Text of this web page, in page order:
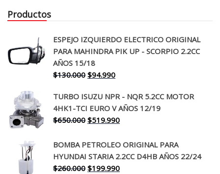
Productos
ESPEJO IZQUIERDO ELECTRICO ORIGINAL
PARA MAHINDRA PIK UP - SCORPIO 2.2CC
AÑOS 15/18
$130.000 El
original
era:
$130.000.
$94.990El
actual
es:
$94.990.
TURBO ISUZU NPR - NQR 5.2CC MOTOR
4HK1-TCI EURO V AÑOS 12/19
$650.000 El
original
era:
$650.000.
$519.990El
actual
es:
$519.990.
BOMBA PETROLEO ORIGINAL PARA
HYUNDAI STARIA 2.2CC D4HB AÑOS 22/24
$260.000 El
$199.990El